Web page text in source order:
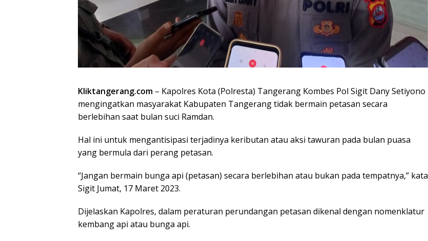
Kliktangerang.com – Kapolres Kota (Polresta) Tangerang Kombes Pol Sigit Dany Setiyono
mengingatkan masyarakat Kabupaten Tangerang tidak bermain petasan secara
berlebihan saat bulan suci Ramdan.
Hal ini untuk mengantisipasi terjadinya keributan atau aksi tawuran pada bulan puasa
yang bermula dari perang petasan.
“Jangan bermain bunga api (petasan) secara berlebihan atau bukan pada tempatnya,” kata
Sigit Jumat, 17 Maret 2023.
Dijelaskan Kapolres, dalam peraturan perundangan petasan dikenal dengan nomenklatur
kembang api atau bunga api.